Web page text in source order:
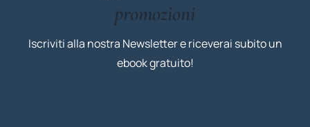
promozioni
Iscriviti alla nostra Newsletter e riceverai subito un
ebook gratuito!